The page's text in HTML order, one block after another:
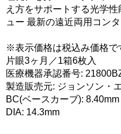
え方をサポートする光学
ュー 最新の遠近両用コン
※表示価格は税込み価格で
片眼3ヶ月／1箱6枚入
医療機器承認番号:
製造販売元: ジョンソン・
BC(ベースカーブ): 8.40mm
DIA: 14.3mm